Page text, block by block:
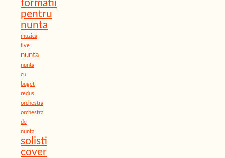
formatii
pentru
nunta
muzica
live
nunta
nunta
cu
buget
redus
orchestra
orchestra
de
nunta
solisti
cover